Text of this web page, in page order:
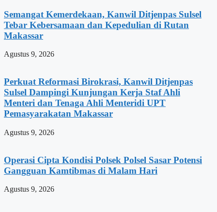
Semangat Kemerdekaan, Kanwil Ditjenpas Sulsel
Tebar Kebersamaan dan Kepedulian di Rutan
Makassar
Agustus 9, 2026
Perkuat Reformasi Birokrasi, Kanwil Ditjenpas
Sulsel Dampingi Kunjungan Kerja Staf Ahli
Menteri dan Tenaga Ahli Menteridi UPT
Pemasyarakatan Makassar
Agustus 9, 2026
Operasi Cipta Kondisi Polsek Polsel Sasar Potensi
Gangguan Kamtibmas di Malam Hari
Agustus 9, 2026